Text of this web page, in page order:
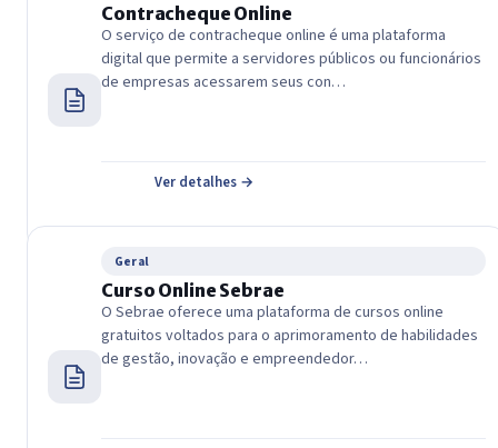
Contracheque Online
O serviço de contracheque online é uma plataforma
digital que permite a servidores públicos ou funcionários
de empresas acessarem seus con…
Ver detalhes →
Geral
Curso Online Sebrae
O Sebrae oferece uma plataforma de cursos online
gratuitos voltados para o aprimoramento de habilidades
de gestão, inovação e empreendedor…